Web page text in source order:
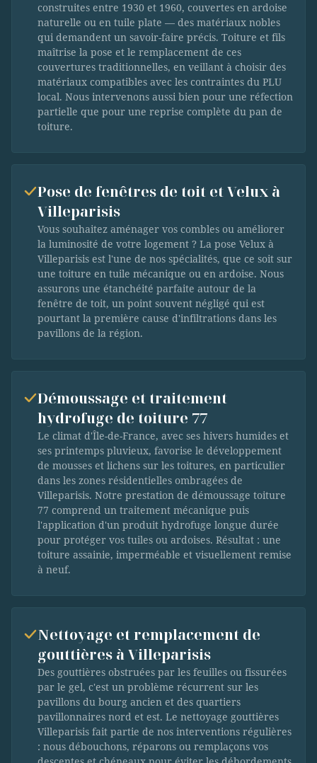
construites entre 1930 et 1960, couvertes en ardoise
naturelle ou en tuile plate — des matériaux nobles
qui demandent un savoir-faire précis. Toiture et fils
maîtrise la pose et le remplacement de ces
couvertures traditionnelles, en veillant à choisir des
matériaux compatibles avec les contraintes du PLU
local. Nous intervenons aussi bien pour une réfection
partielle que pour une reprise complète du pan de
toiture.
Pose de fenêtres de toit et Velux à
Villeparisis
Vous souhaitez aménager vos combles ou améliorer
la luminosité de votre logement ? La pose Velux à
Villeparisis est l'une de nos spécialités, que ce soit sur
une toiture en tuile mécanique ou en ardoise. Nous
assurons une étanchéité parfaite autour de la
fenêtre de toit, un point souvent négligé qui est
pourtant la première cause d'infiltrations dans les
pavillons de la région.
Démoussage et traitement
hydrofuge de toiture 77
Le climat d'Île-de-France, avec ses hivers humides et
ses printemps pluvieux, favorise le développement
de mousses et lichens sur les toitures, en particulier
dans les zones résidentielles ombragées de
Villeparisis. Notre prestation de démoussage toiture
77 comprend un traitement mécanique puis
l'application d'un produit hydrofuge longue durée
pour protéger vos tuiles ou ardoises. Résultat : une
toiture assainie, imperméable et visuellement remise
à neuf.
Nettoyage et remplacement de
gouttières à Villeparisis
Des gouttières obstruées par les feuilles ou fissurées
par le gel, c'est un problème récurrent sur les
pavillons du bourg ancien et des quartiers
pavillonnaires nord et est. Le nettoyage gouttières
Villeparisis fait partie de nos interventions régulières
: nous débouchons, réparons ou remplaçons vos